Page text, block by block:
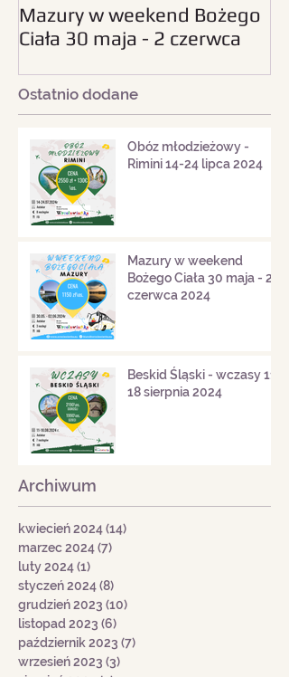
Mazury w weekend Bożego
Ciała 30 maja - 2 czerwca
Ostatnio dodane
Obóz młodzieżowy -
Rimini 14-24 lipca 2024
Mazury w weekend
Bożego Ciała 30 maja - 2
czerwca 2024
Beskid Śląski - wczasy 11-
18 sierpnia 2024
Archiwum
kwiecień 2024(14)
marzec 2024(7)
luty 2024(1)
styczeń 2024(8)
grudzień 2023 (10)
listopad 2023 (6)
październik 2023 (7)
wrzesień 2023 (3)